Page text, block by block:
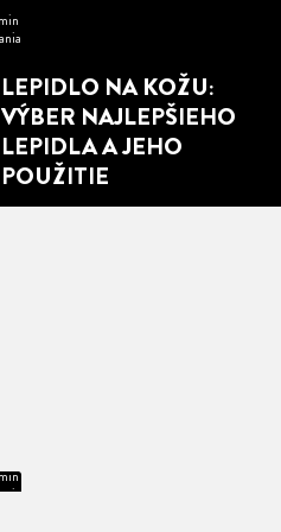
LEPIDLO NA KOŽU:
VÝBER NAJLEPŠIEHO
LEPIDLA A JEHO
POUŽITIE